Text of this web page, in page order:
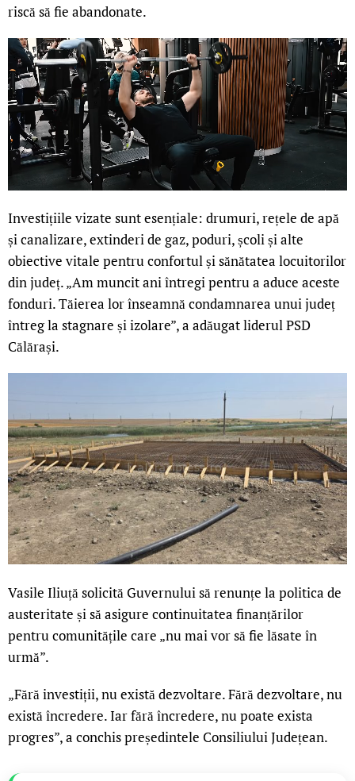
riscă să fie abandonate.
Investițiile vizate sunt esențiale: drumuri, rețele de apă
și canalizare, extinderi de gaz, poduri, școli și alte
obiective vitale pentru confortul și sănătatea locuitorilor
din județ. „Am muncit ani întregi pentru a aduce aceste
fonduri. Tăierea lor înseamnă condamnarea unui județ
întreg la stagnare și izolare”, a adăugat liderul PSD
Călărași.
Vasile Iliuță solicită Guvernului să renunțe la politica de
austeritate și să asigure continuitatea finanțărilor
pentru comunitățile care „nu mai vor să fie lăsate în
urmă”.
„Fără investiții, nu există dezvoltare. Fără dezvoltare, nu
există încredere. Iar fără încredere, nu poate exista
progres”, a conchis președintele Consiliului Județean.